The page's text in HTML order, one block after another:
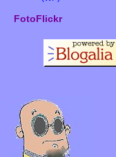
FotoFlickr